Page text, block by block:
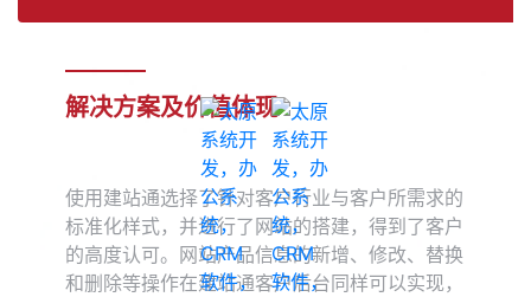
解决方案及价值体现
使用建站通选择了针对客户行业与客户所需求的
标准化样式，并进行了网站的搭建，得到了客户
的高度认可。网站产品信息的新增、修改、替换
和删除等操作在建站通客户后台同样可以实现，